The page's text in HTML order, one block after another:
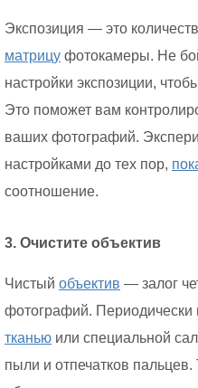
Экспозиция — это
матрицу фотокамеры. Не
настройки экспозиции,
Это поможет вам
ваших фотографий.
настройками до тех пор,
соотношение.
3. Очистите объектив
Чистый объектив — залог
фотографий. Периодически
тканью или специальной
пыли и отпечатков